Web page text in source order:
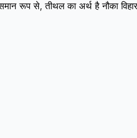
रूप से, तीथल का अर्थ है नौका